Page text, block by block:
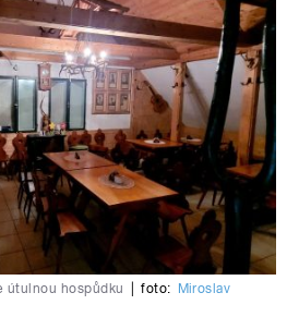
útulnou hospůdku foto:
Miroslav